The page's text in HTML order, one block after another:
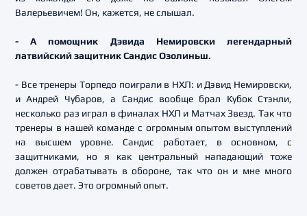
Валерьевичем! Он, кажется, не слышал.
- А помощник Дэвида Немировски легендарный
латвийский защитник Сандис Озолиньш.
- Все тренеры Торпедо поиграли в НХЛ: и Дэвид Немировски,
и Андрей Чубаров, а Сандис вообще брал Кубок Стэнли,
несколько раз играл в финалах НХЛ и Матчах Звезд. Так что
тренеры в нашей команде с огромным опытом выступлений
на высшем уровне. Сандис работает, в основном, с
защитниками, но я как центральный нападающий тоже
должен отрабатывать в обороне, так что он и мне много
советов дает. Это огромный опыт.